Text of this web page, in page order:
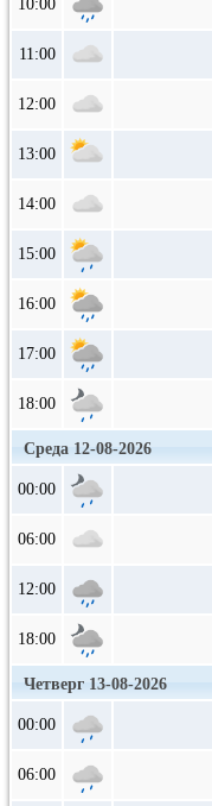
10:00
11:00
12:00
13:00
14:00
15:00
16:00
17:00
18:00
Среда 12-08-2026
00:00
06:00
12:00
18:00
Четверг 13-08-2026
00:00
06:00